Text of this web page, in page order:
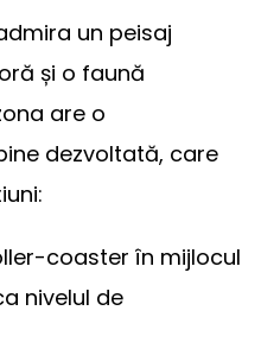
un peisaj
și o faună
are o
dezvoltată, care
coaster în mijlocul
nivelul de